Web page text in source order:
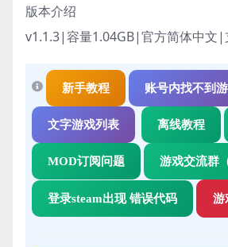
版本介绍
v1.1.3|容量1.04GB|官方简体中文|
新手教程 账号内找不到
文字游戏列表 离线教程
MOD订阅问题 游戏交流群
登录steam出现 错误代码 游